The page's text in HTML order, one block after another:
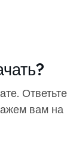
Ответьте
вам на